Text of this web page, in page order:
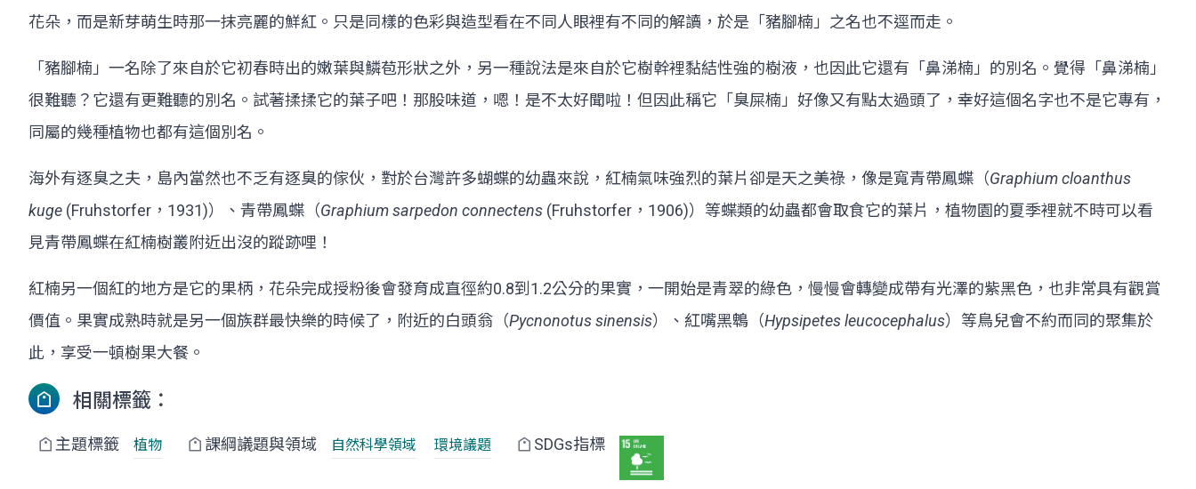
花朵，而是新芽萌生時那一抹亮麗的鮮紅。只是同樣的色彩與造型看在不同人眼裡有不同的解讀，於是「豬腳楠」之名也不逕而走。
「豬腳楠」一名除了來自於它初春時出的嫩葉與鱗苞形狀之外，另一種說法是來自於它樹幹裡黏結性強的樹液，也因此它還有「鼻涕楠」的別名。覺得「鼻涕楠」
很難聽？它還有更難聽的別名。試著揉揉它的葉子吧！那股味道，嗯！是不太好聞啦！但因此稱它「臭屎楠」好像又有點太過頭了，幸好這個名字也不是它專有，
同屬的幾種植物也都有這個別名。
海外有逐臭之夫，島內當然也不乏有逐臭的傢伙，對於台灣許多蝴蝶的幼蟲來說，紅楠氣味強烈的葉片卻是天之美祿，像是寬青帶鳳蝶（Graphium cloanthus
kuge (Fruhstorfer，1931)）、青帶鳳蝶（Graphium sarpedon connectens (Fruhstorfer，1906)）等蝶類的幼蟲都會取食它的葉片，植物園的夏季裡就不時可以看
見青帶鳳蝶在紅楠樹叢附近出沒的蹤跡哩！
紅楠另一個紅的地方是它的果柄，花朵完成授粉後會發育成直徑約0.8到1.2公分的果實，一開始是青翠的綠色，慢慢會轉變成帶有光澤的紫黑色，也非常具有觀賞
價值。果實成熟時就是另一個族群最快樂的時候了，附近的白頭翁（Pycnonotus sinensis）、紅嘴黑鵯（Hypsipetes leucocephalus）等鳥兒會不約而同的聚集於
此，享受一頓樹果大餐。
相關標籤：
主題標籤 植物 課綱議題與領域 自然科學領域 環境議題 SDGs指標